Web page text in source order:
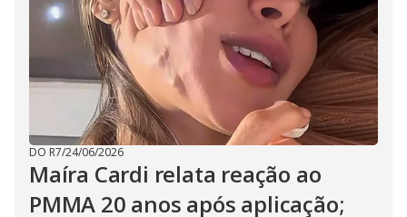
DO R7/24/06/2026
Maíra Cardi relata reação ao
PMMA 20 anos após aplicação;